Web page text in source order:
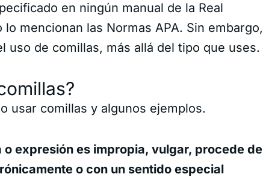
en ningún manual de la Real
mencionan las Normas APA. Sin embargo,
uso de comillas, más allá del tipo que uses.
usar comillas y algunos ejemplos.
expresión es impropia, vulgar, procede de
o con un sentido especial